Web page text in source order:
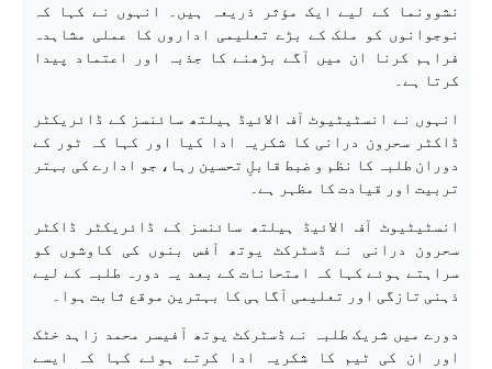
نشوونما کے لیے ایک مؤثر ذریعہ ہیں۔ انہوں نے کہا کہ
نوجوانوں کو ملک کے بڑے تعلیمی اداروں کا عملی مشاہدہ
فراہم کرنا ان میں آگے بڑھنے کا جذبہ اور اعتماد پیدا
کرتا ہے۔
انہوں نے انسٹیٹیوٹ آف الائیڈ ہیلتھ سائنسز کے ڈائریکٹر
ڈاکٹر سحرون درانی کا شکریہ ادا کیا اور کہا کہ ٹور کے
دوران طلبہ کا نظم و ضبط قابلِ تحسین رہا، جو ادارے کی بہتر
تربیت اور قیادت کا مظہر ہے۔
انسٹیٹیوٹ آف الائیڈ ہیلتھ سائنسز کے ڈائریکٹر ڈاکٹر
سحرون درانی نے ڈسٹرکٹ یوتھ آفس بنوں کی کاوشوں کو
سراہتے ہوئے کہا کہ امتحانات کے بعد یہ دورہ طلبہ کے لیے
ذہنی تازگی اور تعلیمی آگاہی کا بہترین موقع ثابت ہوا۔
دورے میں شریک طلبہ نے ڈسٹرکٹ یوتھ آفیسر محمد زاہد خٹک
اور ان کی ٹیم کا شکریہ ادا کرتے ہوئے کہا کہ ایسے